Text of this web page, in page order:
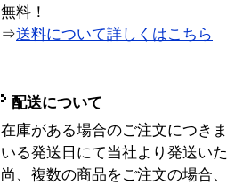
無料！
⇒送料について詳しくはこちら
配送について
在庫がある場合のご注文につき
いる発送日にて当社より発送い
尚、複数の商品をご注文の場合